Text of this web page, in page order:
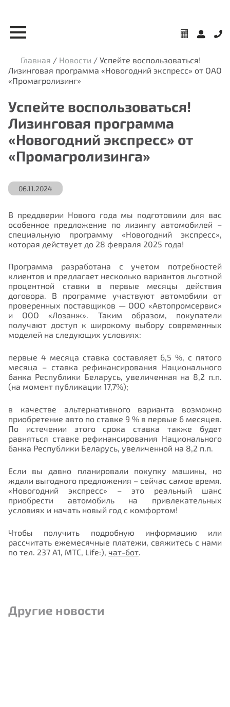
Главная / Новости / Успейте воспользоваться!
Лизинговая программа «Новогодний экспресс» от ОАО
«Промагролизинг»
Успейте воспользоваться!
Лизинговая программа
«Новогодний экспресс» от
«Промагролизинга»
06.11.2024
В преддверии Нового года мы подготовили для вас
особенное предложение по лизингу автомобилей –
специальную программу «Новогодний экспресс»,
которая действует до 28 февраля 2025 года!
Программа разработана с учетом потребностей
клиентов и предлагает несколько вариантов льготной
процентной ставки в первые месяцы действия
договора. В программе участвуют автомобили от
проверенных поставщиков — ООО «Автопромсервис»
и ООО «Лозанж». Таким образом, покупатели
получают доступ к широкому выбору современных
моделей на следующих условиях:
первые 4 месяца ставка составляет 6,5 %, с пятого
месяца – ставка рефинансирования Национального
банка Республики Беларусь, увеличенная на 8,2 п.п.
(на момент публикации 17,7%);
в качестве альтернативного варианта возможно
приобретение авто по ставке 9 % в первые 6 месяцев.
По истечении этого срока ставка также будет
равняться ставке рефинансирования Национального
банка Республики Беларусь, увеличенной на 8,2 п.п.
Если вы давно планировали покупку машины, но
ждали выгодного предложения – сейчас самое время.
«Новогодний экспресс» – это реальный шанс
приобрести автомобиль на привлекательных
условиях и начать новый год с комфортом!
Чтобы получить подробную информацию или
рассчитать ежемесячные платежи, свяжитесь с нами
по тел. 237 А1, МТС, Life:), чат-бот
Другие новости